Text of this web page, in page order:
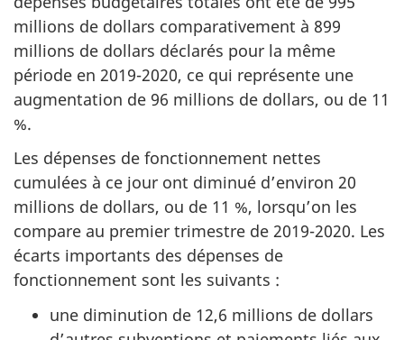
millions de dollars comparativement à 899
millions de dollars déclarés pour la même
période en 2019-2020, ce qui représente une
augmentation de 96 millions de dollars, ou de 11
%.
Les dépenses de fonctionnement nettes
cumulées à ce jour ont diminué d’environ 20
millions de dollars, ou de 11 %, lorsqu’on les
compare au premier trimestre de 2019-2020. Les
écarts importants des dépenses de
fonctionnement sont les suivants :
une diminution de 12,6 millions de dollars